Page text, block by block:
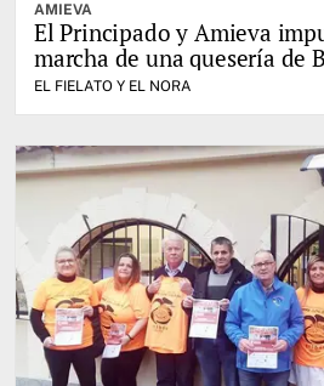
AMIEVA
El Principado y Amieva
marcha de una quesería de
EL FIELATO Y EL NORA